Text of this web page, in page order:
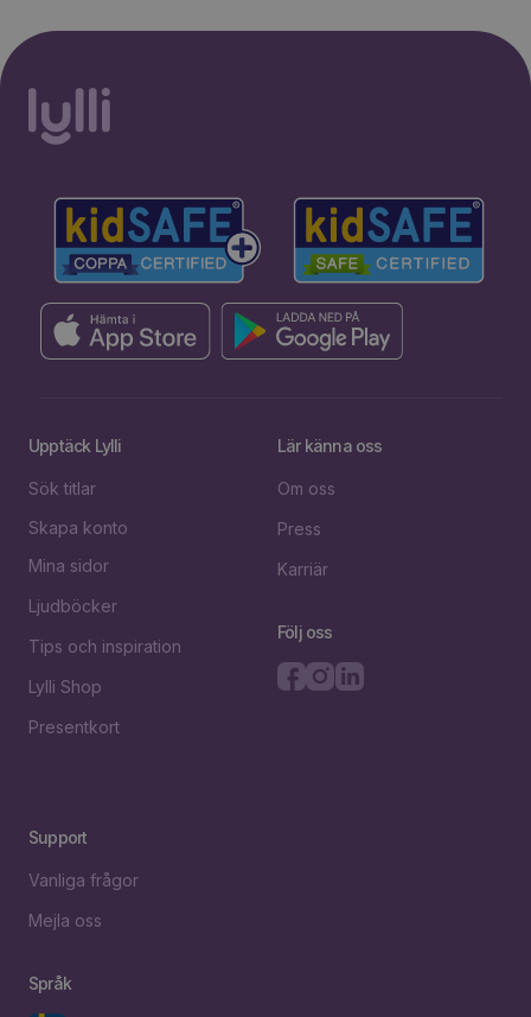
Upptäck Lylli
Sök titlar
Skapa konto
Mina sidor
Ljudböcker
Tips och inspiration
Lylli Shop
Presentkort
Lär känna oss
Om oss
Press
Karriär
Följ oss
Support
Vanliga frågor
Mejla oss
Språk